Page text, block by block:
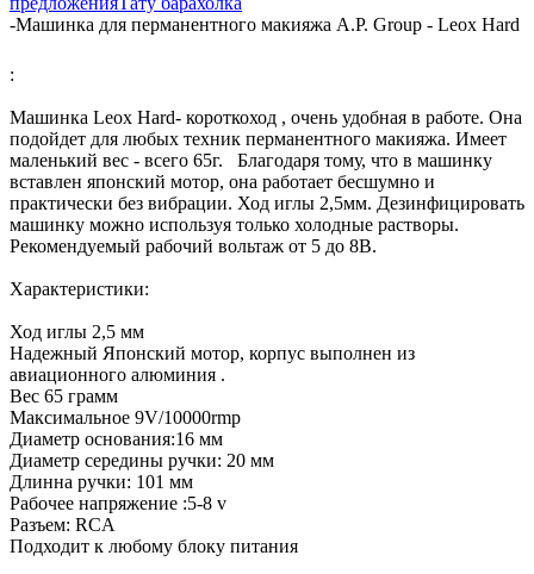
-Машинка для перманентного макияжа A.P. Group - Leox Hard
:
Машинка Leox Hard- короткоход , очень удобная в работе. Она
подойдет для любых техник перманентного макияжа. Имеет
маленький вес - всего 65г. Благодаря тому, что в машинку
вставлен японский мотор, она работает бесшумно и
практически без вибрации. Ход иглы 2,5мм. Дезинфицировать
машинку можно используя только холодные растворы.
Рекомендуемый рабочий вольтаж от 5 до 8В.
Характеристики:
Ход иглы 2,5 мм
Надежный Японский мотор, корпус выполнен из
авиационного алюминия .
Вес 65 грамм
Максимальное 9V/10000rmp
Диаметр основания:16 мм
Диаметр середины ручки: 20 мм
Длинна ручки: 101 мм
Рабочее напряжение :5-8 v
Разъем: RCA
Подходит к любому блоку питания